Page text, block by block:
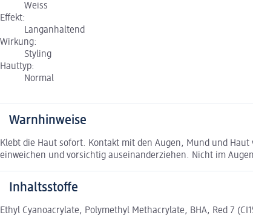
Weiss
Effekt:
Langanhaltend
Wirkung:
Styling
Hauttyp:
Normal
Warnhinweise
Klebt die Haut sofort. Kontakt mit den Augen, Mund und
einweichen und vorsichtig auseinanderziehen. Nicht im
Inhaltsstoffe
Ethyl Cyanoacrylate, Polymethyl Methacrylate, BHA, Red 7